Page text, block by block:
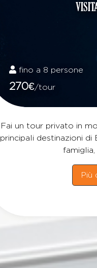
fino a 8 persone
270€/tour
Fai un tour privato in
principali destinazioni
famiglia,
Più